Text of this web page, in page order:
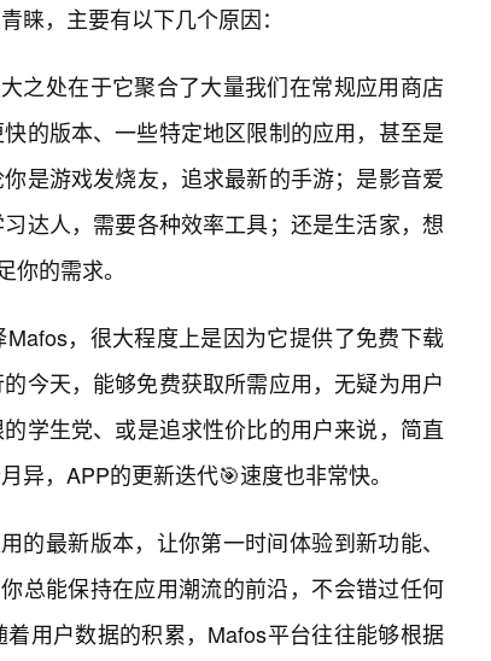
睐，主要有以下几个原因：
之处在于它聚合了大量我们在常规应用商店
的版本、一些特定地区限制的应用，甚至是
是游戏发烧友，追求最新的手游；是影音爱
达人，需要各种效率工具；还是生活家，想
的需求。
，很大程度上是因为它提供了免费下载
今天，能够免费获取所需应用，无疑为用户
学生党、或是追求性价比的用户来说，简直
异，APP的更新迭代🎯速度也非常快。
的最新版本，让你第一时间体验到新功能、
总能保持在应用潮流的前沿，不会错过任何
用户数据的积累，Mafos平台往往能够根据